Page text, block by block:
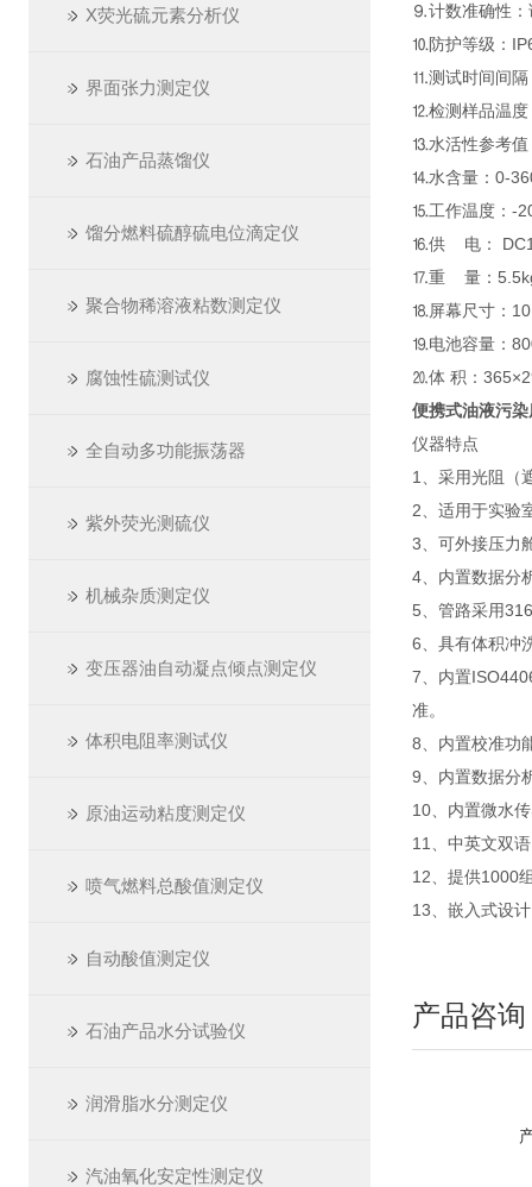
X荧光硫元素分析仪
界面张力测定仪
石油产品蒸馏仪
馏分燃料硫醇硫电位滴定仪
聚合物稀溶液粘数测定仪
腐蚀性硫测试仪
全自动多功能振荡器
紫外荧光测硫仪
机械杂质测定仪
变压器油自动凝点倾点测定仪
体积电阻率测试仪
原油运动粘度测定仪
喷气燃料总酸值测定仪
自动酸值测定仪
石油产品水分试验仪
润滑脂水分测定仪
汽油氧化安定性测定仪
⒐计数准确性：
⒑防护等级：
⒒测试时间间隔
⒓检测样品温
⒔水活性参考值
⒕水含量：0-
⒖工作温度：-
⒗供 电：
⒘重 量：
⒙屏幕尺寸：
⒚电池容量：
⒛体 积：
便携式油液污
仪器特点
1、采用光阻（
2、适用于实验
3、可外接压力
4、内置数据分
5、管路采用
6、具有体积冲
7、内置
准。
8、内置校准功
9、内置数据分
10、内置微水
11、中英文双
12、提供1000
13、嵌入式设
产品咨询